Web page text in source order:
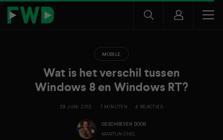
MOBILE
Wat is het verschil tussen
Windows 8 en Windows RT?
29 JUNI 2012 7 MINUTEN 4 REACTIES
GESCHREVEN DOOR
MARTIJN CHEL